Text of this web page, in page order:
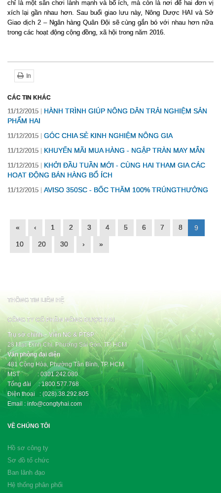
chỉ là một sân chơi lành mạnh và bổ ích, mà còn là nơi để hai đơn vị
xích lại gần nhau hơn. Sau buổi giao lưu này, Nông Dược HAI và Sở
Giao dịch 2 – Ngân hàng Quân Đội sẽcùng gắn bó với nhau hơn nữa
trong các hoạt động cộng đồng, xã hội trong năm 2016.
In
CÁC TIN KHÁC
11/12/2015
HÀNH TRÌNH GIÚP NÔNG DÂN TRẢI NGHIỆM SẢN
PHẨM HAI
11/12/2015 GÓC CHIA SẺ KINH NGHIỆM NÔNG GIA
11/12/2015 KHUYẾN MÃI MUA HÀNG - NGẬP TRÀN MAY MẮN
11/12/2015
KHỞI ĐẦU TUẦN MỚI - CÙNG HAI THAM GIA CÁC
HOẠT ĐỘNG BÁN HÀNG BỔ ÍCH
11/12/2015 AVISO 350SC - BỐC THĂM 100% TRÚNGTHƯỞNG
« ‹ 1 2 3 4 5 6 7 8 9
10 20 30 › »
THÔNG TIN LIÊN HỆ
CÔNG TY CỔ PHẦN NÔNG DƯỢC HAI
Trụ sở chính – Viện NC & PTSP
28 Mạc Đĩnh Chi, Phường Sài Gòn, TP. HCM
Văn phòng đại diện
481 Cộng Hòa, Phường Tân Bình, TP. HCM
MST : 0301.242.080
Tổng đài : 1800.577.768
Điện thoại : (028).38.292.805
Email : info@congtyhai.com
VỀ CHÚNG TÔI
Hồ sơ công ty
Sơ đồ tổ chức
Ban lãnh đạo
Hệ thống phân phối